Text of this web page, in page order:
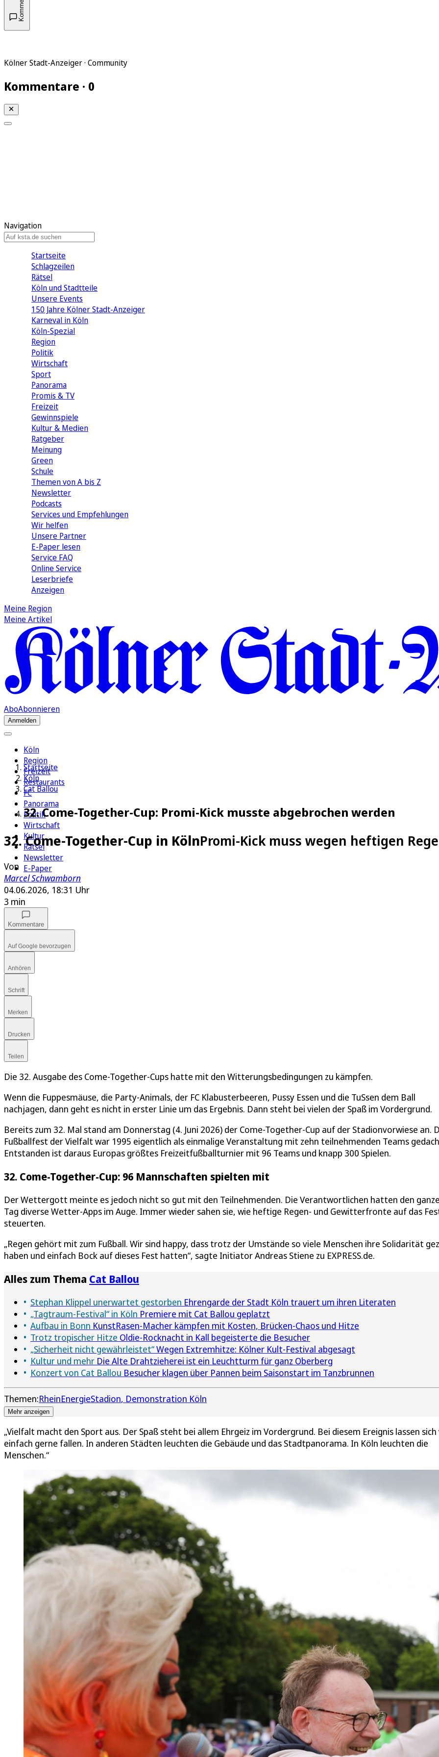
Kölner Stadt-Anzeiger · Community
Kommentare · 0
Navigation
Startseite
Schlagzeilen
Rätsel
Köln und Stadtteile
Unsere Events
150 Jahre Kölner Stadt-Anzeiger
Karneval in Köln
Köln-Spezial
Region
Politik
Wirtschaft
Sport
Panorama
Promis & TV
Freizeit
Gewinnspiele
Kultur & Medien
Ratgeber
Meinung
Green
Schule
Themen von A bis Z
Newsletter
Podcasts
Services und Empfehlungen
Wir helfen
Unsere Partner
E-Paper lesen
Service FAQ
Online Service
Leserbriefe
Anzeigen
Meine Region
Meine Artikel
AboAbonnieren
Anmelden
Köln
Region
Freizeit
Restaurants
FC
Panorama
Politik
Wirtschaft
Kultur
Rätsel
Newsletter
E-Paper
Startseite
Köln
Cat Ballou
32. Come-Together-Cup: Promi-Kick musste abgebrochen werden
32. Come-Together-Cup in KölnPromi-Kick muss wegen heftigen
Von
Marcel Schwamborn
04.06.2026, 18:31 Uhr
3 min
Kommentare
Auf Google bevorzugen
Anhören
Schrift
Merken
Drucken
Teilen
Die 32. Ausgabe des Come-Together-Cups hatte mit den Witterungsbedingungen zu kämpfen.
Wenn die Fuppesmäuse, die Party-Animals, der FC Klabusterbeeren, Pussy Essen und die TuSsen dem Ball
nachjagen, dann geht es nicht in erster Linie um das Ergebnis. Dann steht bei vielen der Spaß im Vordergrund.
Bereits zum 32. Mal stand am Donnerstag (4. Juni 2026) der Come-Together-Cup auf der Stadionvorwiese an.
Fußballfest der Vielfalt war 1995 eigentlich als einmalige Veranstaltung mit zehn teilnehmenden Teams
Entstanden ist daraus Europas größtes Freizeitfußballturnier mit 96 Teams und knapp 300 Spielen.
32. Come-Together-Cup: 96 Mannschaften spielten mit
Der Wettergott meinte es jedoch nicht so gut mit den Teilnehmenden. Die Verantwortlichen hatten den
Tag diverse Wetter-Apps im Auge. Immer wieder sahen sie, wie heftige Regen- und Gewitterfronte auf das
steuerten.
„Regen gehört mit zum Fußball. Wir sind happy, dass trotz der Umstände so viele Menschen ihre Solidarität
haben und einfach Bock auf dieses Fest hatten“, sagte Initiator Andreas Stiene zu EXPRESS.de.
Alles zum Thema Cat Ballou
Stephan Klippel unerwartet gestorben Ehrengarde der Stadt Köln trauert um ihren Literaten
„Tagtraum-Festival“ in Köln Premiere mit Cat Ballou geplatzt
Aufbau in Bonn KunstRasen-Macher kämpfen mit Kosten, Brücken-Chaos und Hitze
Trotz tropischer Hitze Oldie-Rocknacht in Kall begeisterte die Besucher
„Sicherheit nicht gewährleistet“Wegen Extremhitze: Kölner Kult-Festival abgesagt
Kultur und mehr Die Alte Drahtzieherei ist ein Leuchtturm für ganz Oberberg
Konzert von Cat Ballou Besucher klagen über Pannen beim Saisonstart im Tanzbrunnen
Themen:RheinEnergieStadion Demonstration Köln
Mehr anzeigen
„Vielfalt macht den Sport aus. Der Spaß steht bei allem Ehrgeiz im Vordergrund. Bei diesem Ereignis lassen sich
einfach gerne fallen. In anderen Städten leuchten die Gebäude und das Stadtpanorama. In Köln leuchten die
Menschen.“